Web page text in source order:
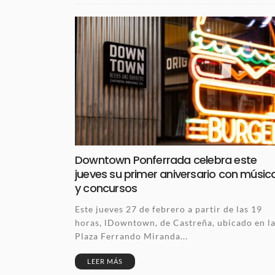
Downtown Ponferrada celebra este
jueves su primer aniversario con
y concursos
Este jueves 27 de febrero a partir de las 19
horas, lDowntown, de Castreña, ubicado en la
Plaza Ferrando Miranda...
LEER MÁS